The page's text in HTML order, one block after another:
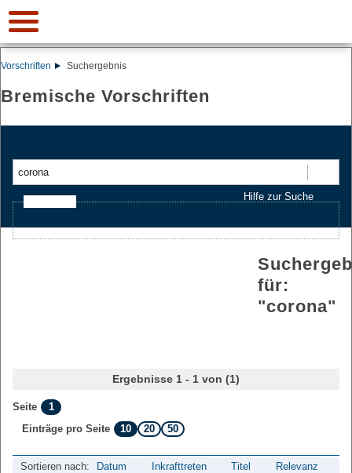
Vorschriften Suchergebnis
Bremische Vorschriften
Hilfe zur Suche
für:
"corona"
Ergebnisse 1 - 1 von (1)
Seite
1
Einträge pro Seite
10 20 50
Sortieren nach: Datum Inkrafttreten Titel Relevanz